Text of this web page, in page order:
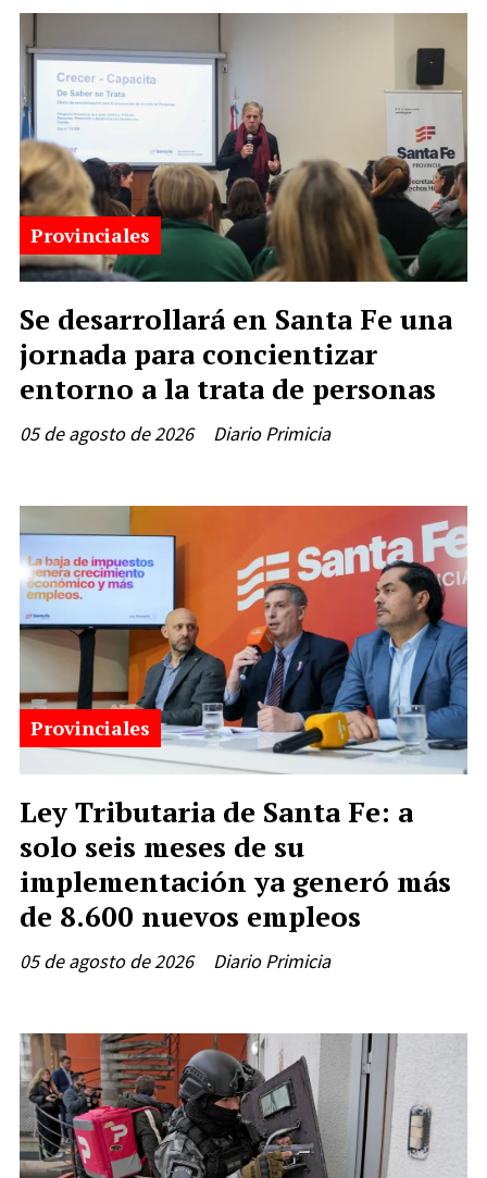
Se desarrollará en Santa Fe una
jornada para concientizar
entorno a la trata de personas
Diario Primicia
Provinciales
05 de agosto de 2026
Ley Tributaria de Santa Fe: a
solo seis meses de su
implementación ya generó más
de 8.600 nuevos empleos
Diario Primicia
Provinciales
05 de agosto de 2026